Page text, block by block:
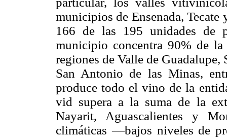
municipios de Ensenada, Tecate
166 de las 195 unidades de
municipio concentra 90% de
regiones de Valle de
San Antonio de las Minas,
produce todo el vino de la
vid supera a la suma de la
Nayarit, Aguascalientes y
climáticas —bajos niveles de